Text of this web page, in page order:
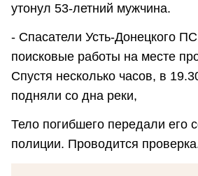
утонул 53-летний мужчина.
- Спасатели Усть-Донецкого
поисковые работы на месте
Спустя несколько часов, в
подняли со дна реки,
Тело погибшего передали его
полиции. Проводится